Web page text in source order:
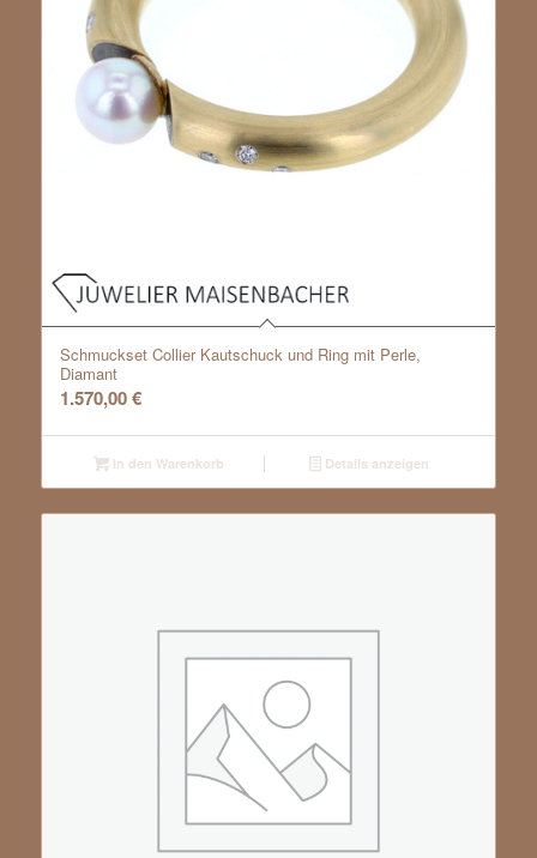
Schmuckset Collier Kautschuck und Ring mit Perle,
Diamant
1.570,00€
In den Warenkorb Details anzeigen